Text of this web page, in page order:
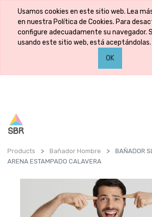
Usamos cookies en este sitio web. Lea
en nuestra Política de Cookies. Para
configure adecuadamente su navegador.
usando este sitio web, está aceptándolas.
OK
Products Bañador Hombre
BAÑADOR
ARENA ESTAMPADO CALAVERA